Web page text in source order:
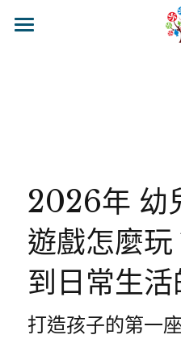
糖果樹理念
糖果樹Class Blog
幼兒全美探索班
小學全美基礎班
小學全美進階班
糖果營隊活動
2026年
遊戲怎麼
到日常生
打造孩子的第一